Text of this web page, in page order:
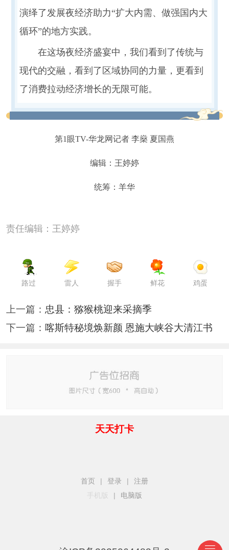
演绎了发展夜经济助力“扩大内需、做强国内大
循环”的地方实践。
在这场夜经济盛宴中，我们看到了传统与
现代的交融，看到了区域协同的力量，更看到
了消费拉动经济增长的无限可能。
第1眼TV-华龙网记者 李燊 夏国燕
编辑：王婷婷
统筹：羊华
责任编辑：王婷婷
路过 雷人 握手 鲜花 鸡蛋
上一篇： 忠县：猕猴桃迎来采摘季
下一篇： 喀斯特秘境焕新颜 恩施大峡谷大清江书
天天打卡
首页 | 登录 |
注册
手机版
| 电脑版